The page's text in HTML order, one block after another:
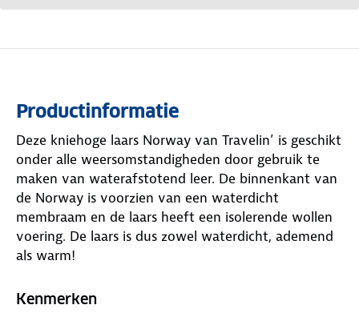
Productinformatie
Deze kniehoge laars Norway van Travelin’ is geschikt
onder alle weersomstandigheden door gebruik te
maken van waterafstotend leer. De binnenkant van
de Norway is voorzien van een waterdicht
membraam en de laars heeft een isolerende wollen
voering. De laars is dus zowel waterdicht, ademend
als warm!
uitneembare inlegzool van zacht schuim met een
Kenmerken